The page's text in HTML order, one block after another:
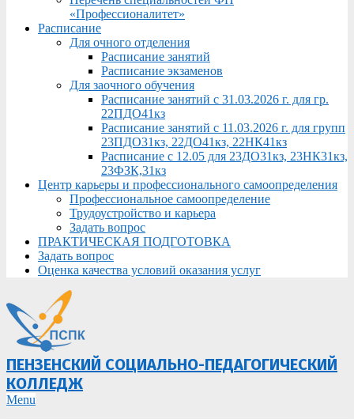
«Профессионалитет»
Расписание
Для очного отделения
Расписание занятий
Расписание экзаменов
Для заочного обучения
Расписание занятий с 31.03.2026 г. для гр.
22ПДО41кз
Расписание занятий с 11.03.2026 г. для групп
23ПДО31кз, 22ДО41кз, 22НК41кз
Расписание с 12.05 для 23ДО31кз, 23НК31кз,
23ФЗК,31кз
Центр карьеры и профессионального самоопределения
Профессиональное самоопределение
Трудоустройство и карьера
Задать вопрос
ПРАКТИЧЕСКАЯ ПОДГОТОВКА
Задать вопрос
Оценка качества условий оказания услуг
ПЕНЗЕНСКИЙ СОЦИАЛЬНО-ПЕДАГОГИЧЕСКИЙ
КОЛЛЕДЖ
Primary
Menu